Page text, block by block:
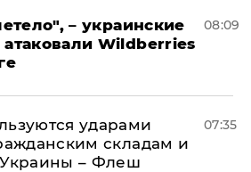
– украинские
Wildberries
08:09
ударами
складам и
– Флеш
07:35